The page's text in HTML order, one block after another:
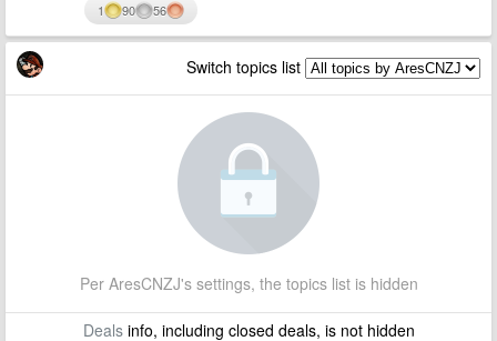
1 90 56
Switch topics list
Per AresCNZJ's settings, the topics list is hidden
Dealsinfo, including closed deals, is not hidden